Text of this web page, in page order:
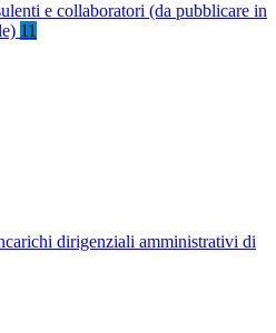
e collaboratori (da pubblicare in
11
dirigenziali amministrativi di